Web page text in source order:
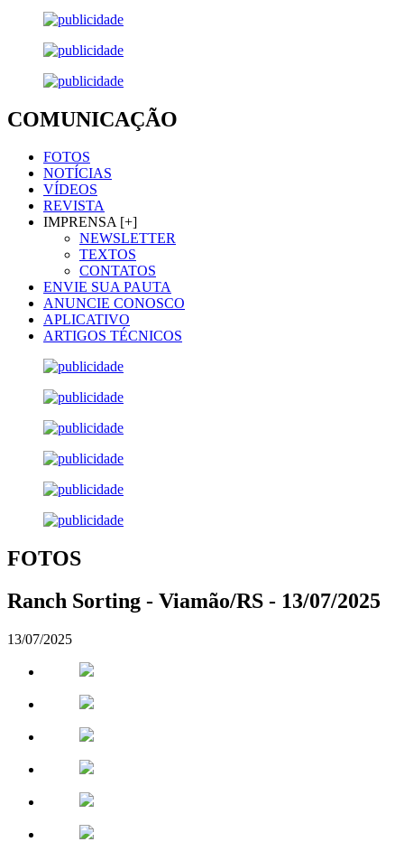
COMUNICAÇÃO
FOTOS
NOTÍCIAS
VÍDEOS
REVISTA
IMPRENSA [+]
NEWSLETTER
TEXTOS
CONTATOS
ENVIE SUA PAUTA
ANUNCIE CONOSCO
APLICATIVO
ARTIGOS TÉCNICOS
FOTOS
Ranch Sorting - Viamão/RS - 13/07/2025
13/07/2025